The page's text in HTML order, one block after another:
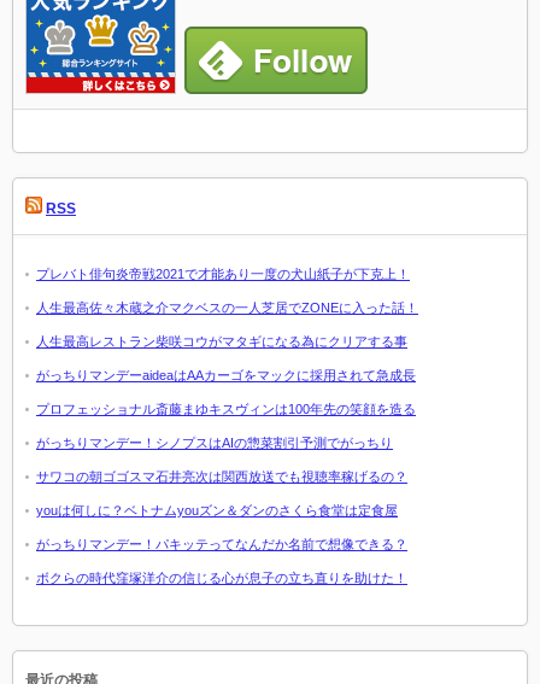
RSS
プレバト俳句炎帝戦2021で才能あり一度の犬山紙子が下克上！
人生最高佐々木蔵之介マクベスの一人芝居でZONEに入った話！
人生最高レストラン柴咲コウがマタギになる為にクリアする事
がっちりマンデーaideaはAAカーゴをマックに採用されて急成長
プロフェッショナル斎藤まゆキスヴィンは100年先の笑顔を造る
がっちりマンデー！シノプスはAIの惣菜割引予測でがっちり
サワコの朝ゴゴスマ石井亮次は関西放送でも視聴率稼げるの？
youは何しに？ベトナムyouズン＆ダンのさくら食堂は定食屋
がっちりマンデー！パキッテってなんだか名前で想像できる？
ボクらの時代窪塚洋介の信じる心が息子の立ち直りを助けた！
最近の投稿